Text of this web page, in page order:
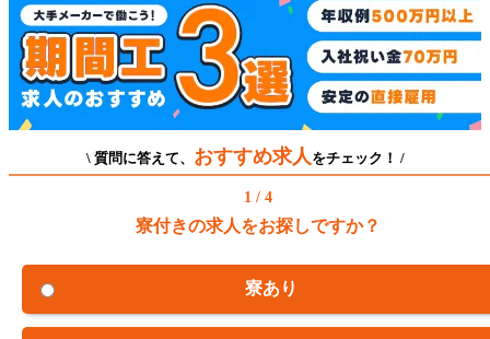
\ 質問に答えて、 おすすめ求人 をチェック！ /
1 / 4
寮付きの求人をお探しですか？
寮あり